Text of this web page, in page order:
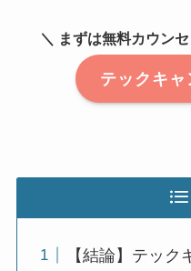
＼ まずは無料カウン
テックキャ
【結論】テッ